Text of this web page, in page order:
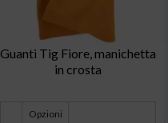
Guanti Tig Fiore, manichetta
in crosta
Opzioni